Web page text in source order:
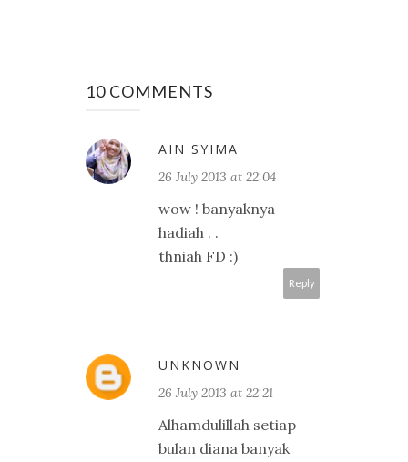
10 COMMENTS
AIN SYIMA
26 July 2013 at 22:04
wow ! banyaknya
hadiah . .
thniah FD :)
Reply
UNKNOWN
26 July 2013 at 22:21
Alhamdulillah setiap
bulan diana banyak